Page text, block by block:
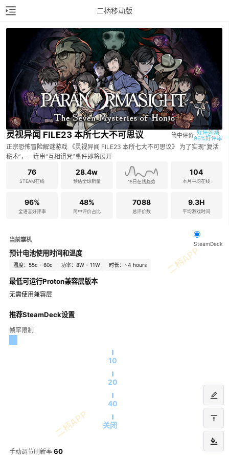
二柄移动版
灵视异闻 FILE23 本所七大不可思议 简中评价 好评如潮
96%好评率
正宗恐怖冒险解谜游戏 《灵视异闻 FILE23 本所七大不可思议》 为了实现“复活
秘术”，一连串“互相诅咒”事件即将展开
76
STEAM在线
28.4w
预估全球销量 15日在线趋势
104
本月平均在线
96%
全语言好评率
48%
简中评价占比
7088
总评价数
9.3H
平均游戏时间
当前掌机
SteamDeck
预计电池使用时间和温度
温度：55c - 60c 功率：8W - 11W 时长：~4 hours
最低可运行Proton兼容层版本
无需使用兼容层
推荐SteamDeck设置
帧率限制
10
20
40
关闭
手动调节刷新率 60